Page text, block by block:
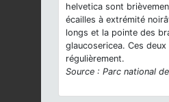
helvetica sont
écailles à extrémité
longs et la pointe des
glaucosericea. Ces deux
régulièrement.
Source : Parc national